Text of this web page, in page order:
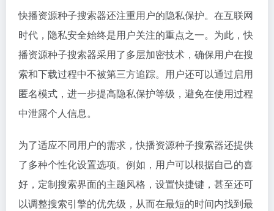
快播资源种子搜索器还注重用户的隐私保护。在互联网
时代，隐私安全始终是用户关注的重点之一。为此，快
播资源种子搜索器采用了多层加密技术，确保用户在搜
索和下载过程中不被第三方追踪。用户还可以通过启用
匿名模式，进一步提高隐私保护等级，避免在使用过程
中泄露个人信息。
为了适应不同用户的需求，快播资源种子搜索器还提供
了多种个性化设置选项。例如，用户可以根据自己的喜
好，定制搜索界面的主题风格，设置快捷键，甚至还可
以调整搜索引擎的优先级，从而在最短的时间内找到最